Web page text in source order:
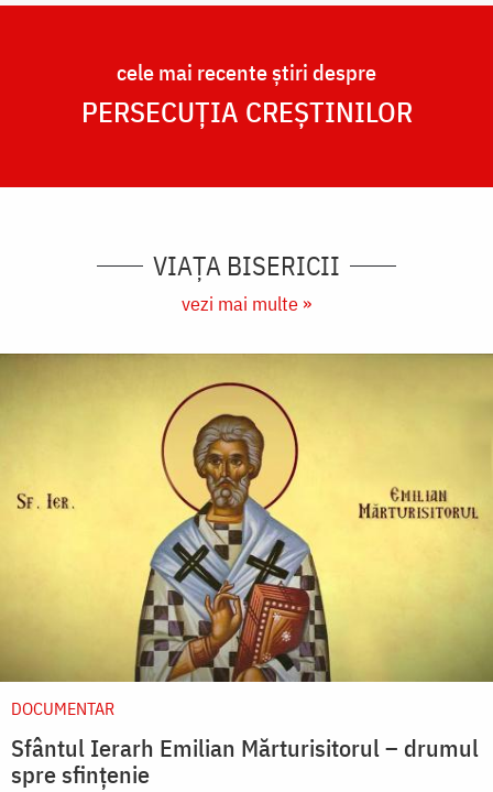
cele mai recente știri despre
PERSECUȚIA CREȘTINILOR
VIAȚA BISERICII
vezi mai multe »
DOCUMENTAR
Sfântul Ierarh Emilian Mărturisitorul – drumul
spre sfințenie